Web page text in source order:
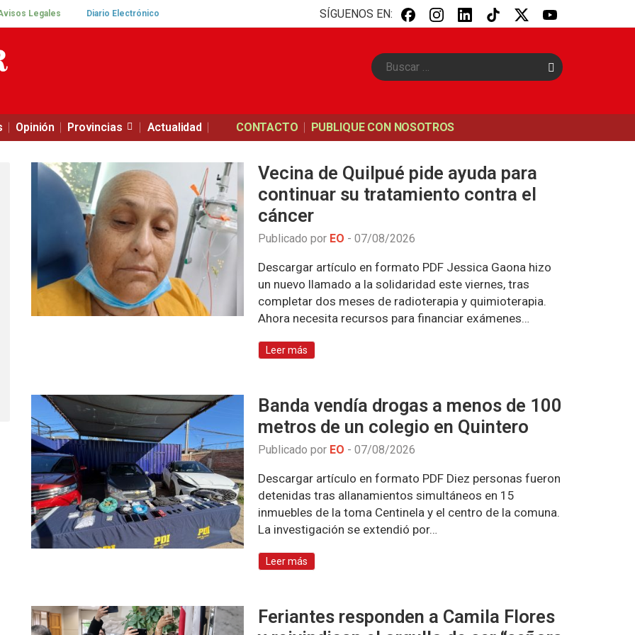
Legales Diario Electrónico SÍGUENOS EN:
B
u
Opinión Provincias Actualidad CONTACTO PUBLIQUE CON NOSOTROS
Vecina de Quilpué pide ayuda para
continuar su tratamiento contra el
cáncer
Publicado por EO - 07/08/2026
Descargar artículo en formato PDF Jessica Gaona hizo
un nuevo llamado a la solidaridad este viernes, tras
completar dos meses de radioterapia y quimioterapia.
Ahora necesita recursos para financiar exámenes…
Leer más
Banda vendía drogas a menos de 100
metros de un colegio en Quintero
Publicado por EO - 07/08/2026
Descargar artículo en formato PDF Diez personas fueron
detenidas tras allanamientos simultáneos en 15
inmuebles de la toma Centinela y el centro de la comuna.
La investigación se extendió por…
Leer más
Feriantes responden a Camila Flores